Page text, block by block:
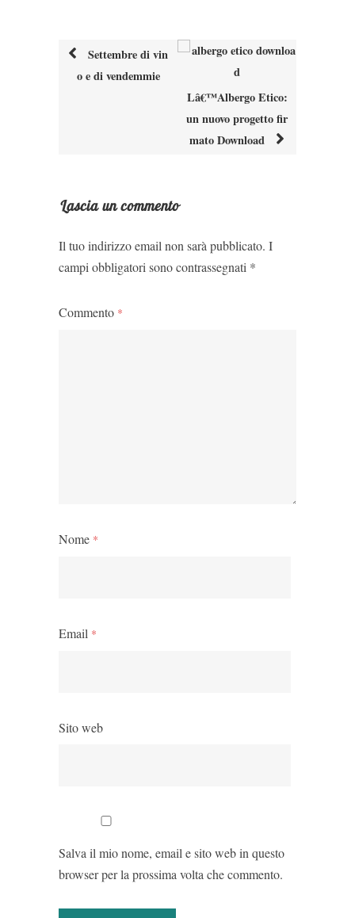
Settembre di vin
o e di vendemmie
Lâ€™Albergo Etico:
un nuovo progetto fir
mato Download
Lascia un commento
Il tuo indirizzo email non sarà pubblicato. I
campi obbligatori sono contrassegnati *
Commento *
Nome *
Email *
Sito web
Salva il mio nome, email e sito web in questo
browser per la prossima volta che commento.